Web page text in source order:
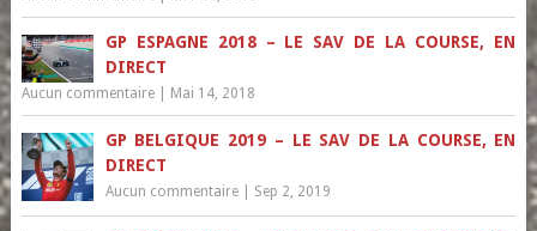
GP ESPAGNE 2018 – LE SAV DE LA COURSE, EN
DIRECT
Aucun commentaire| Mai 14, 2018
GP BELGIQUE 2019 – LE SAV DE LA COURSE, EN
DIRECT
Aucun commentaire| Sep 2, 2019